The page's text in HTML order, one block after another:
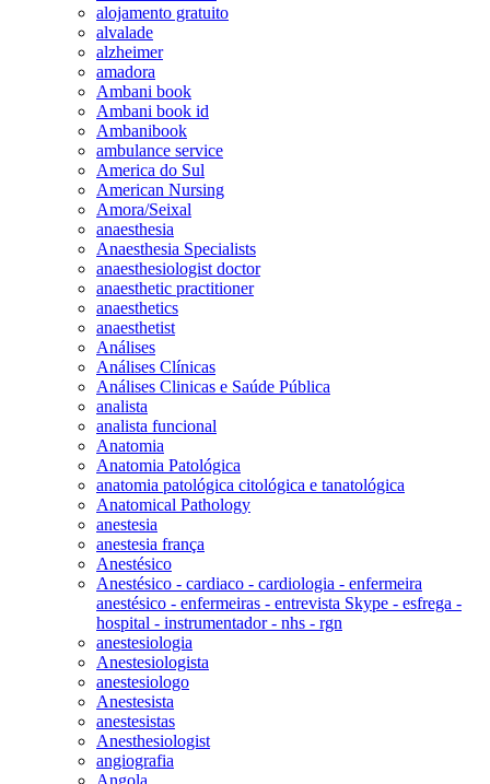
alojamento gratuito
alvalade
alzheimer
amadora
Ambani book
Ambani book id
Ambanibook
ambulance service
America do Sul
American Nursing
Amora/Seixal
anaesthesia
Anaesthesia Specialists
anaesthesiologist doctor
anaesthetic practitioner
anaesthetics
anaesthetist
Análises
Análises Clínicas
Análises Clinicas e Saúde Pública
analista
analista funcional
Anatomia
Anatomia Patológica
anatomia patológica citológica e tanatológica
Anatomical Pathology
anestesia
anestesia frança
Anestésico
Anestésico - cardiaco - cardiologia - enfermeira
anestésico - enfermeiras - entrevista Skype - esfrega -
hospital - instrumentador - nhs - rgn
anestesiologia
Anestesiologista
anestesiologo
Anestesista
anestesistas
Anesthesiologist
angiografia
Angola